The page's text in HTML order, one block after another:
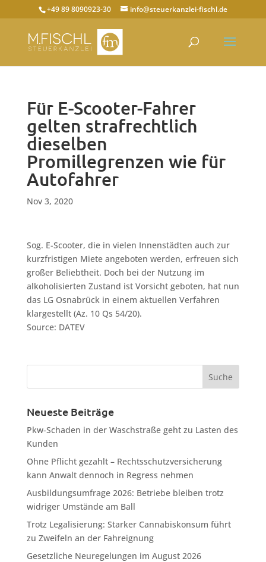
+49 89 8090923-30 info@steuerkanzlei-fischl.de
Für E-Scooter-Fahrer
gelten strafrechtlich
dieselben
Promillegrenzen wie für
Autofahrer
Nov 3, 2020
Sog. E-Scooter, die in vielen Innenstädten auch zur
kurzfristigen Miete angeboten werden, erfreuen sich
großer Beliebtheit. Doch bei der Nutzung im
alkoholisierten Zustand ist Vorsicht geboten, hat nun
das LG Osnabrück in einem aktuellen Verfahren
klargestellt (Az. 10 Qs 54/20).
Source: DATEV
Neueste Beiträge
Pkw-Schaden in der Waschstraße geht zu Lasten des
Kunden
Ohne Pflicht gezahlt – Rechtsschutzversicherung
kann Anwalt dennoch in Regress nehmen
Ausbildungsumfrage 2026: Betriebe bleiben trotz
widriger Umstände am Ball
Trotz Legalisierung: Starker Cannabiskonsum führt
zu Zweifeln an der Fahreignung
Gesetzliche Neuregelungen im August 2026